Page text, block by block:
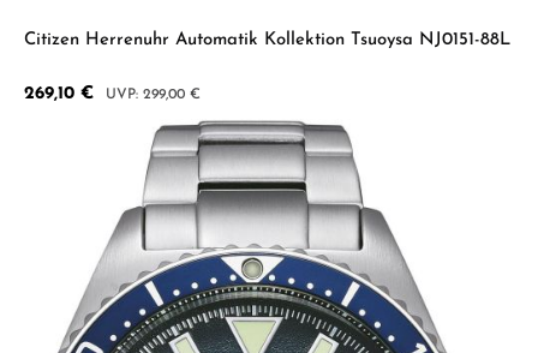
Citizen Herrenuhr Automatik Kollektion Tsuoysa NJ0151-88L
Verkaufspreis:
269,10 € Regulärer Preis:
299,00 €